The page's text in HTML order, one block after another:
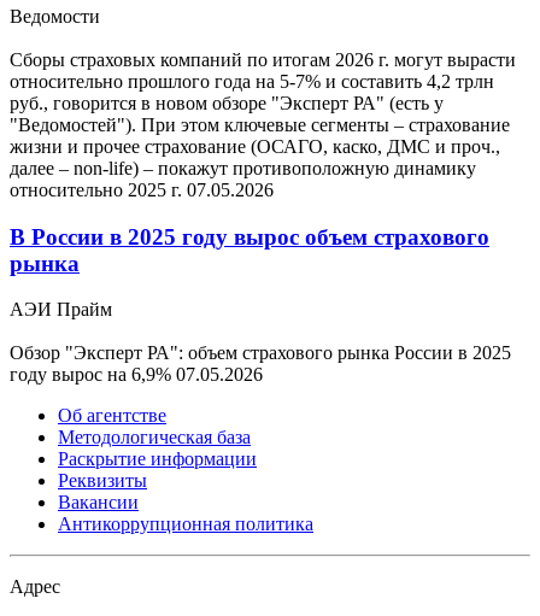
Ведомости
Сборы страховых компаний по итогам 2026 г. могут вырасти
относительно прошлого года на 5-7% и составить 4,2 трлн
руб., говорится в новом обзоре "Эксперт РА" (есть у
"Ведомостей"). При этом ключевые сегменты – страхование
жизни и прочее страхование (ОСАГО, каско, ДМС и проч.,
далее – non-life) – покажут противоположную динамику
относительно 2025 г. 07.05.2026
В России в 2025 году вырос объем страхового
рынка
АЭИ Прайм
Обзор "Эксперт РА": объем страхового рынка России в 2025
году вырос на 6,9% 07.05.2026
Об агентстве
Методологическая база
Раскрытие информации
Реквизиты
Вакансии
Антикоррупционная политика
Адрес